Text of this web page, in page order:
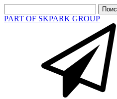
PART OF SKPARK GROUP